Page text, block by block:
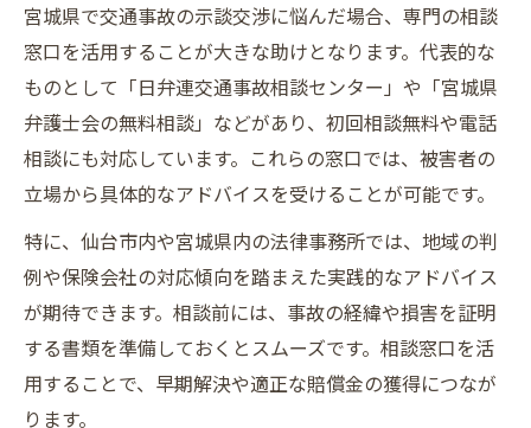
宮城県で交通事故の示談交渉に悩んだ場合、専門の相談
窓口を活用することが大きな助けとなります。代表的な
ものとして「日弁連交通事故相談センター」や「宮城県
弁護士会の無料相談」などがあり、初回相談無料や電話
相談にも対応しています。これらの窓口では、被害者の
立場から具体的なアドバイスを受けることが可能です。
特に、仙台市内や宮城県内の法律事務所では、地域の判
例や保険会社の対応傾向を踏まえた実践的なアドバイス
が期待できます。相談前には、事故の経緯や損害を証明
する書類を準備しておくとスムーズです。相談窓口を活
用することで、早期解決や適正な賠償金の獲得につなが
ります。